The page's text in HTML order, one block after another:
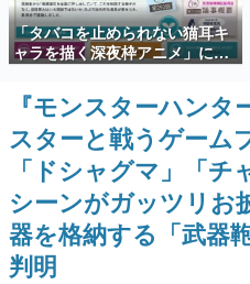
殿堂入り記事
SNS拡散数が数千以
ど。多くの人々に読
事をまとめました。
ゲームの企画書
名作ゲームクリエイ
聞きし、ヒットする
きます。
赫本
この物語を解いては
の形をした短編ホラ
「タバコを止められない猫耳キ
ャラを描く深夜枠アニメ」に視
聴者の一部から批判意見。違法
薬物の使用と思しき描写も含め
て、BPOが議論を交わす
『モンスターハン
スターと戦うゲーム
「ドシャグマ」「
シーンがガッツリお
器を格納する「武器
判明